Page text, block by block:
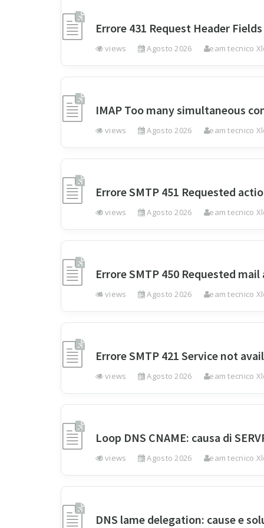
Errore 431 Request Header
2 views 3 Agosto 2026 Team tecnico
IMAP Too many simultaneous
1 views 3 Agosto 2026 Team tecnico
Errore SMTP 451 Requested
0 views 3 Agosto 2026 Team tecnico
Errore SMTP 450 Requested
4 views 3 Agosto 2026 Team tecnico
Errore SMTP 421 Service not
1 views 3 Agosto 2026 Team tecnico
Loop DNS CNAME: causa di
0 views 3 Agosto 2026 Team tecnico
DNS lame delegation: cause e